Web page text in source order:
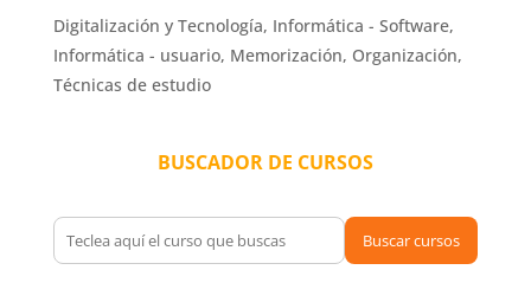
Digitalización y Tecnología, Informática - Software,
Informática - usuario, Memorización, Organización,
Técnicas de estudio
BUSCADOR DE CURSOS
Buscar cursos